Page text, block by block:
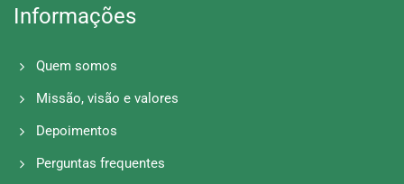
Informações
Quem somos
Missão, visão e valores
Depoimentos
Perguntas frequentes